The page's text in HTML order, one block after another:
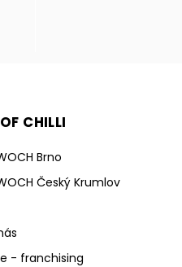
CHILLI
Brno
Český Krumlov
- franchising